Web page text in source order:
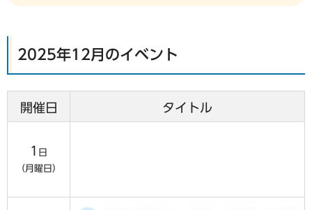
2025年12月のイベント
開催日 タイトル
1
日
（月曜日）